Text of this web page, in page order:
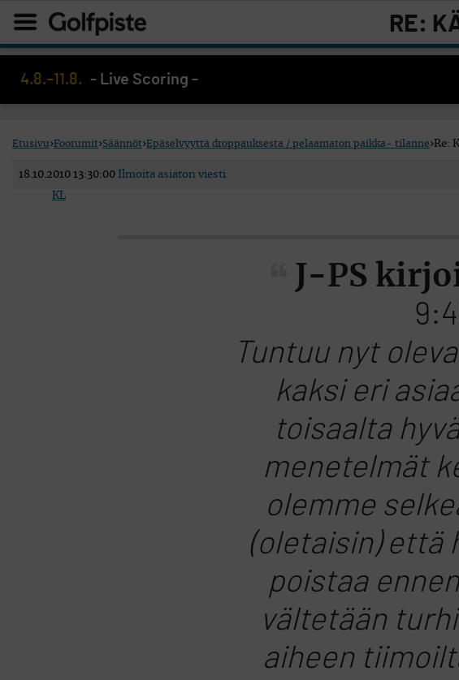
RE:
4.8.–11.8. - Live Scoring -
Etusivu›Foorumit›Säännöt›Epäselvyyttä droppauksesta / pelaamaton paikka- tilanne›Re:
18.10.2010 13:30:00 Ilmoita asiaton viesti
KL
J-PS
Tuntuu nyt
kaksi eri
toisaalta
menetelmät
olemme
(oletaisin) että
poistaa
vältetään
aiheen